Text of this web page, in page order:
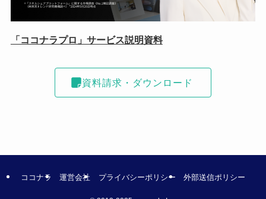
「ココナラプロ」サービス説明資料
資料請求・ダウンロード
ココナラ 運営会社 プライバシーポリシー 外部送信ポリシー